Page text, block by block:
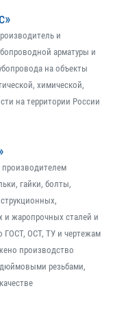
и
арматуры и
на объекты
химической,
на территории России
гайки, болты,
жаропрочных сталей и
ГОСТ, ОСТ, ТУ и чертежам
производство
резьбами,